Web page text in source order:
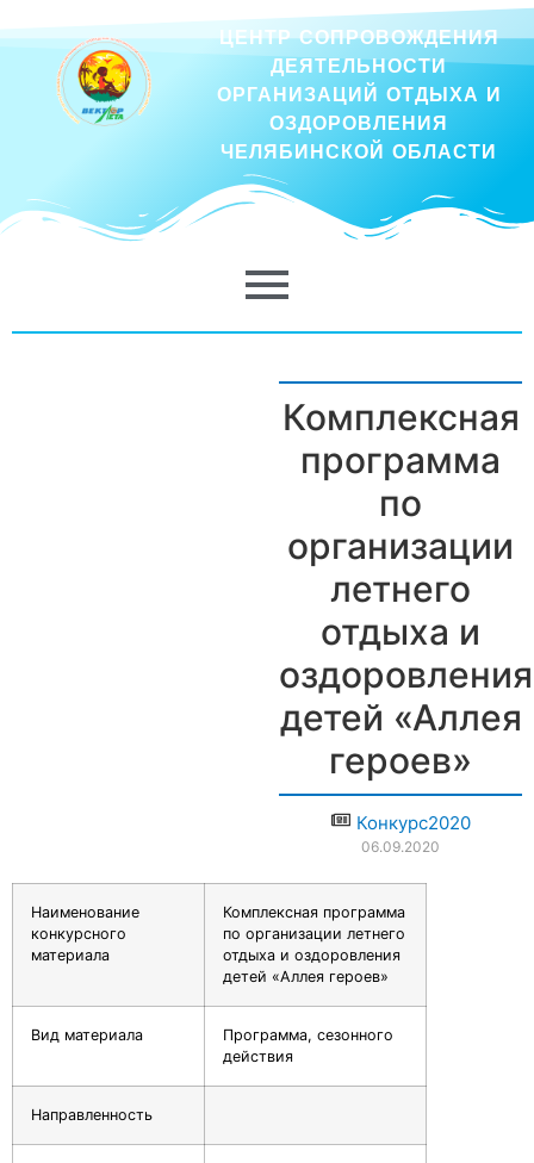
ЦЕНТР СОПРОВОЖДЕНИЯ
ДЕЯТЕЛЬНОСТИ
ОРГАНИЗАЦИЙ ОТДЫХА И
ОЗДОРОВЛЕНИЯ
ЧЕЛЯБИНСКОЙ ОБЛАСТИ
Комплексная
программа
по
организации
летнего
отдыха и
оздоровления
детей «Аллея
героев»
Конкурс2020
06.09.2020
Наименование
конкурсного
материала
Комплексная программа
по организации летнего
отдыха и оздоровления
детей «Аллея героев»
Вид материала
Программа, сезонного
действия
Направленность